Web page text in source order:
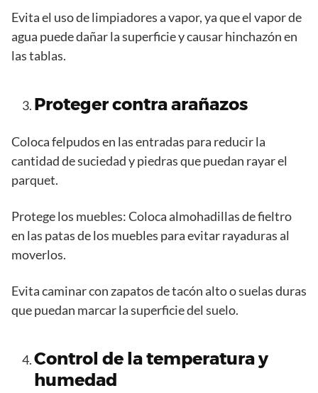
Evita el uso de limpiadores a vapor, ya que el vapor de
agua puede dañar la superficie y causar hinchazón en
las tablas.
Proteger contra arañazos
Coloca felpudos en las entradas para reducir la
cantidad de suciedad y piedras que puedan rayar el
parquet.
Protege los muebles: Coloca almohadillas de fieltro
en las patas de los muebles para evitar rayaduras al
moverlos.
Evita caminar con zapatos de tacón alto o suelas duras
que puedan marcar la superficie del suelo.
Control de la temperatura y
humedad